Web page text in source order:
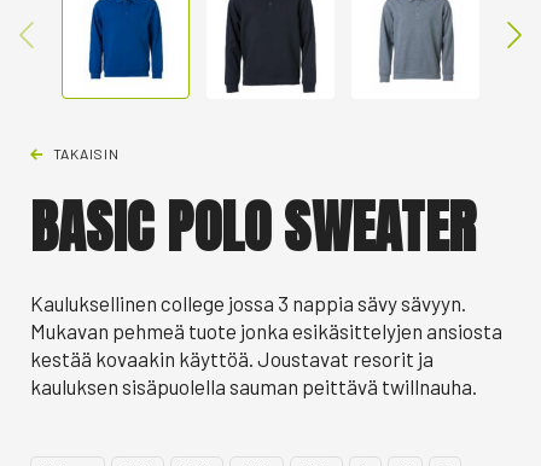
TAKAISIN
BASIC POLO SWEATER
Kauluksellinen college jossa 3 nappia sävy sävyyn.
Mukavan pehmeä tuote jonka esikäsittelyjen ansiosta
kestää kovaakin käyttöä. Joustavat resorit ja
kauluksen sisäpuolella sauman peittävä twillnauha.